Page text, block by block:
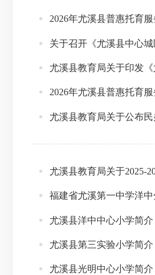
2026年尤溪县普惠托育
关于召开《尤溪县中心
尤溪县教育局关于印发
2026年尤溪县普惠托育
尤溪县教育局关于公布
尤溪县教育局关于2025-
福建省尤溪第一中学洋
尤溪县洋中中心小学简介
尤溪县第三实验小学简介
尤溪县光明中心小学简介